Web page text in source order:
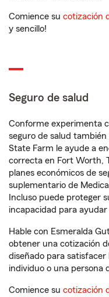
Comience su cotización
y sencillo!
Seguro de salud
Conforme experimenta
seguro de salud
State Farm le ayude a
correcta en Fort Worth,
planes económicos de
suplementario de
Incluso puede proteger
incapacidad para
Hable con Esmeralda
obtener una cotización
diseñado para satisfacer
individuo o una persona
Comience su cotización